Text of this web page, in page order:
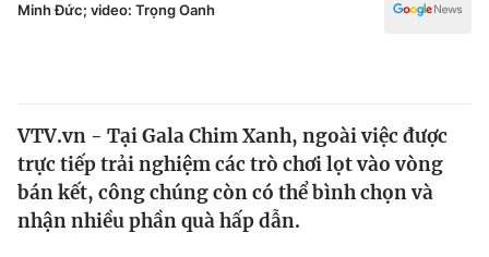
Pháp luật
Thế giới
Tin tức
Thế giới đó đây
Kinh tế
Công nghệ
Minh Đức; video: Trọng Oanh
VTV.vn - Tại Gala Chim Xanh, ngoài việc được
trực tiếp trải nghiệm các trò chơi lọt vào vòng
bán kết, công chúng còn có thể bình chọn và
nhận nhiều phần quà hấp dẫn.